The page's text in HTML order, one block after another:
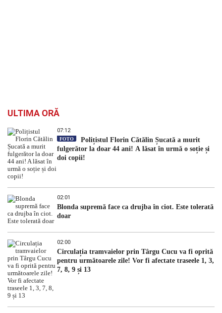
ULTIMA ORĂ
07:12
FOTO
Polițistul Florin Cătălin Șucată a murit
fulgerător la doar 44 ani! A lăsat în urmă o soție și
doi copii!
02:01
Blonda supremă face ca drujba în ciot. Este tolerată
doar
02:00
Circulația tramvaielor prin Târgu Cucu va fi oprită
pentru următoarele zile! Vor fi afectate traseele 1, 3,
7, 8, 9 și 13